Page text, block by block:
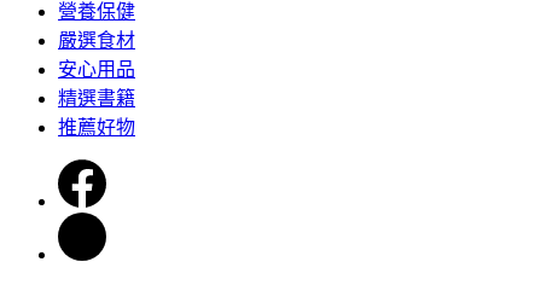
營養保健
嚴選食材
安心用品
精選書籍
推薦好物